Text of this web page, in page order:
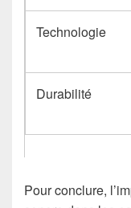
Technologie
Durabilité
Pour conclure,